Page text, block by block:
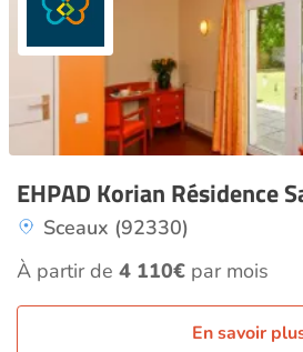
EHPAD Korian Résidence
Sceaux (92330)
À partir de 4 110€ par mois
En savoir